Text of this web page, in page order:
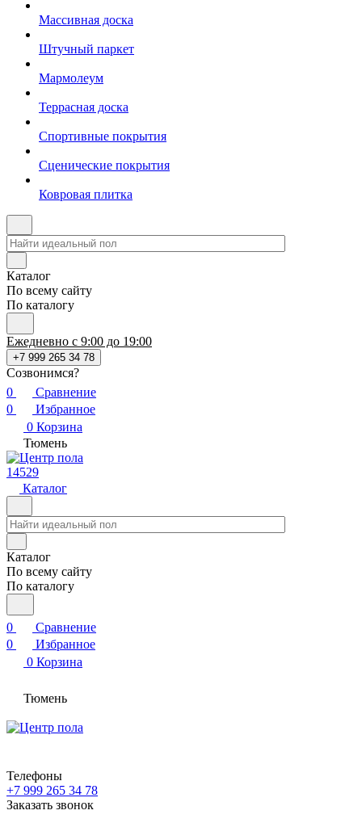
Массивная доска
Штучный паркет
Мармолеум
Террасная доска
Спортивные покрытия
Сценические покрытия
Ковровая плитка
Каталог
По всему сайту
По каталогу
Ежедневно с 9:00 до 19:00
+7 999 265 34 78
Созвонимся?
0
Сравнение
0
Избранное
0 Корзина
Тюмень
14529
Каталог
Каталог
По всему сайту
По каталогу
0
Сравнение
0
Избранное
0 Корзина
Тюмень
Телефоны
+7 999 265 34 78
Заказать звонок